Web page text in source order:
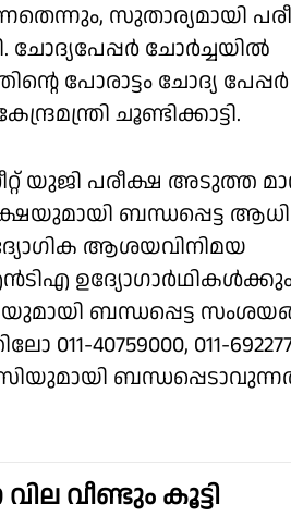
സുതാര്യമായി
ചോർച്ചയിൽ
ചോദ്യ പേപ്പർ
ചൂണ്ടിക്കാട്ടി.
യുജി പരീക്ഷ അടുത്ത
ബന്ധപ്പെട്ട
ആശയവിനിമയ
ബന്ധപ്പെട്ട
40759000, 011-
വീണ്ടും കൂട്ടി